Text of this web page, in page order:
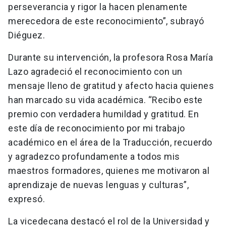
perseverancia y rigor la hacen plenamente
merecedora de este reconocimiento”, subrayó
Diéguez.
Durante su intervención, la profesora Rosa María
Lazo agradeció el reconocimiento con un
mensaje lleno de gratitud y afecto hacia quienes
han marcado su vida académica. “Recibo este
premio con verdadera humildad y gratitud. En
este día de reconocimiento por mi trabajo
académico en el área de la Traducción, recuerdo
y agradezco profundamente a todos mis
maestros formadores, quienes me motivaron al
aprendizaje de nuevas lenguas y culturas”,
expresó.
La vicedecana destacó el rol de la Universidad y